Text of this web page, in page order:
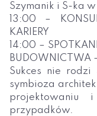
Szymanik i S-ka
13:00 –
KARIERY
14:00 –
BUDOWNICTWA
Sukces nie
symbioza
projektowaniu
przypadków.